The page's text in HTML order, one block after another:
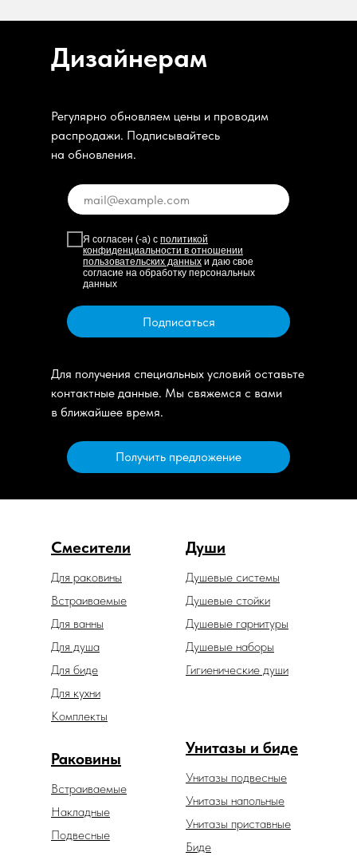
Дизайнерам
Регулярно обновляем цены и проводим
распродажи. Подписывайтесь
на обновления.
Я согласен (-а) с политикой
конфиденциальности в отношении
пользовательских данных и даю свое
согласие на обработку персональных
данных
Подписаться
Для получения специальных условий оставьте
контактные данные. Мы свяжемся с вами
в ближайшее время.
Получить предложение
Смесители Души
Душевые гарнитуры
Душевые системы
Гигиенические души
Душевые наборы
Унитазы и биде
Унитазы подвесные
Унитазы напольные
Унитазы приставные
Раковины
Встраиваемые
Накладные
Подвесные
Встраиваемые
Для биде
Для ванны
Для душа
Для раковины
Для кухни
Душевые стойки
Биде
Комплекты